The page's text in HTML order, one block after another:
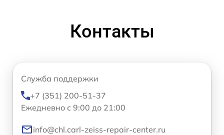
Контакты
Служба поддержки
+7 (351) 200-51-37
Ежедневно с 9:00 до 21:00
info@chl.carl-zeiss-repair-center.ru